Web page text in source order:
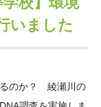
年史
究助成
流プログラ
いました
るのか？ 綾瀬川の